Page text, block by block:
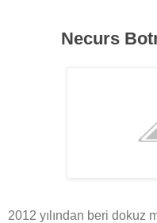
Necurs
2012 yılından beri dokuz